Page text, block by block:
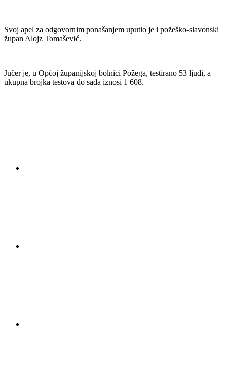
Svoj apel za odgovornim ponašanjem uputio je i požeško-slavonski
župan Alojz Tomašević.
Jučer je, u Općoj županijskoj bolnici Požega, testirano 53 ljudi, a
ukupna brojka testova do sada iznosi 1 608.